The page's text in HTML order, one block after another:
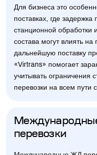
Для бизнеса это
поставках, где
станционной
состава могут влиять
дальнейшую поставку
«Virtrans» помогает
учитывать ограничения
перевозки на всем пути
перевозки